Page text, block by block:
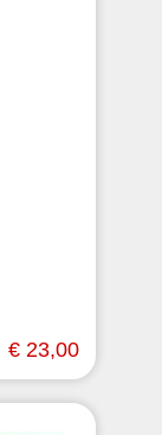
€ 23,00